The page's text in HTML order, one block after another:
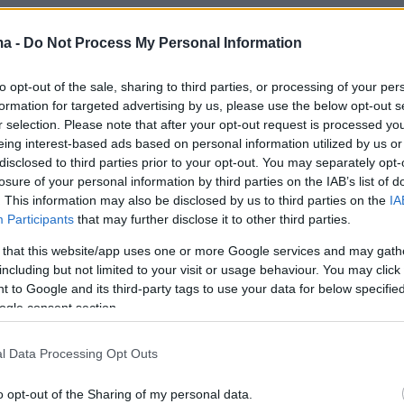
- Do Not Process My Personal Information
opt-out of the sale, sharing to third parties, or processing of your
for targeted advertising by us, please use the below opt-out
selection. Please note that after your opt-out request is processed
interest-based ads based on personal information utilized by us
to third parties prior to your opt-out. You may separately
of your personal information by third parties on the IAB’s list of
This information may also be disclosed by us to third parties on the
Participants that may further disclose it to other third parties.
that this website/app uses one or more Google services and may
but not limited to your visit or usage behaviour. You may
to Google and its third-party tags to use your data for below
consent section.
Data Processing Opt Outs
opt-out of the Sharing of my personal data.
το Ιράν προειδοποίησε ότι καμία συμφωνία με τις
δεν είναι δυνατή χωρίς ειρήνη στον Λίβανο
Νετανιάχου στους IDF για
του πυρός στον νότιο
δεν αποσύρονται οι δυνάμεις
ισραηλινό Channel 12 η απόφαση ελήφθη σε
διεργασιών για την αποκλιμάκωση της έντασης στα
και Λιβάνου
5
ο Νετανιάχου μετά τον
των Ισραηλινών στρατιωτών: